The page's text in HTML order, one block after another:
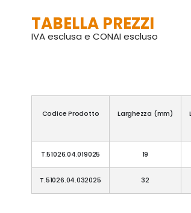
immagini
TABELLA PREZZI
IVA esclusa e CONAI escluso
Codice Prodotto Larghezza (mm)
T.51026.04.019025 19
T.51026.04.032025 32